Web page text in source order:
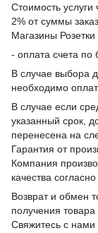
Стоимость услуги
2% от суммы
Магазины
- оплата счета по
В случае выбора
необходимо
В случае если
указанный срок,
перенесена на
Гарантия от
Компания
качества
Возврат и обмен
получения товара
Свяжитесь с нами